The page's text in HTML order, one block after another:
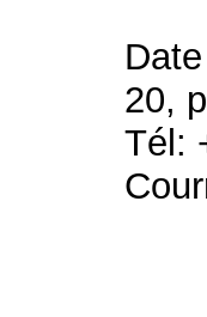
20,
Tél: